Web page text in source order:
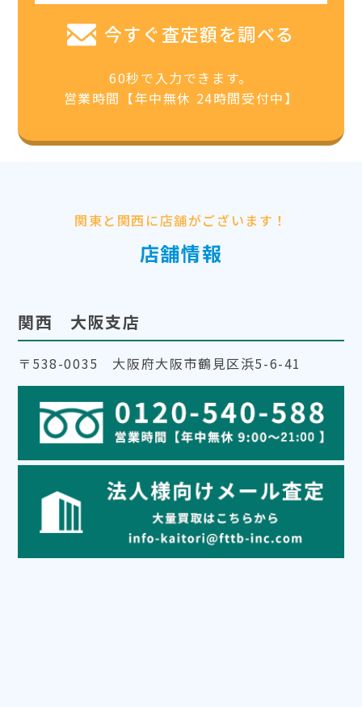
今すぐ査定額を調べる
60秒で入力できます。
営業時間【年中無休 24時間受付中】
関東と関西に店舗がございます！
店舗情報
関西 大阪支店
〒538-0035 大阪府大阪市鶴見区浜5-6-41